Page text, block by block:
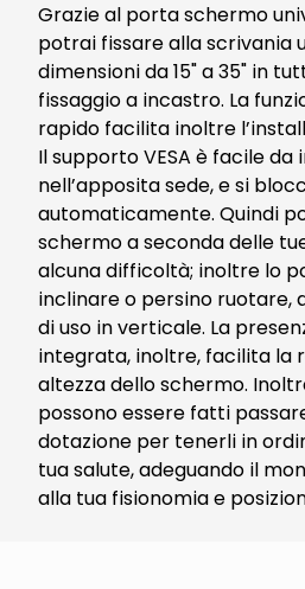
Grazie al porta schermo
potrai fissare alla scrivania
dimensioni da 15" a 35" in
fissaggio a incastro. La
rapido facilita inoltre
Il supporto VESA è facile da
nell’apposita sede, e si
automaticamente. Quindi
schermo a seconda delle
alcuna difficoltà; inoltre lo
inclinare o persino ruotare,
di uso in verticale. La
integrata, inoltre, facilita la
altezza dello schermo.
possono essere fatti
dotazione per tenerli in
tua salute, adeguando il
alla tua fisionomia e